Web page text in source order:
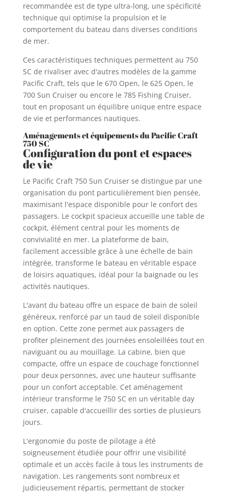
recommandée est de type ultra-long, une spécificité
technique qui optimise la propulsion et le
comportement du bateau dans diverses conditions
de mer.
Ces caractéristiques techniques permettent au 750
SC de rivaliser avec d'autres modèles de la gamme
Pacific Craft, tels que le 670 Open, le 625 Open, le
700 Sun Cruiser ou encore le 785 Fishing Cruiser,
tout en proposant un équilibre unique entre espace
de vie et performances nautiques.
Aménagements et équipements du Pacific Craft
750 SC
Configuration du pont et espaces
de vie
Le Pacific Craft 750 Sun Cruiser se distingue par une
organisation du pont particulièrement bien pensée,
maximisant l'espace disponible pour le confort des
passagers. Le cockpit spacieux accueille une table de
cockpit, élément central pour les moments de
convivialité en mer. La plateforme de bain,
facilement accessible grâce à une échelle de bain
intégrée, transforme le bateau en véritable espace
de loisirs aquatiques, idéal pour la baignade ou les
activités nautiques.
L'avant du bateau offre un espace de bain de soleil
généreux, renforcé par un taud de soleil disponible
en option. Cette zone permet aux passagers de
profiter pleinement des journées ensoleillées tout en
naviguant ou au mouillage. La cabine, bien que
compacte, offre un espace de couchage fonctionnel
pour deux personnes, avec une hauteur suffisante
pour un confort acceptable. Cet aménagement
intérieur transforme le 750 SC en un véritable day
cruiser, capable d'accueillir des sorties de plusieurs
jours.
L'ergonomie du poste de pilotage a été
soigneusement étudiée pour offrir une visibilité
optimale et un accès facile à tous les instruments de
navigation. Les rangements sont nombreux et
judicieusement répartis, permettant de stocker